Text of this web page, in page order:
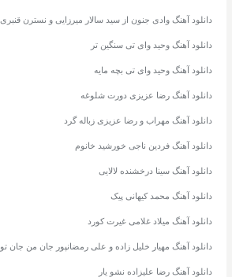
دانلود آهنگ وادی جنون از سید سالار میرزایی و نسترن قنبری
دانلود آهنگ وحید وای تی سنگین تر
دانلود آهنگ وحید وای تی بچه مایه
دانلود آهنگ رضا عزیزی دورت شلوغه
دانلود آهنگ مهراب و رضا عزیزی زباله گرد
دانلود آهنگ فردین ناجی خورشید خانوم
دانلود آهنگ سینا درخشنده لالایی
دانلود آهنگ محمد کیهانی پیک
دانلود آهنگ میلاد غلامی غیرت کورد
دانلود آهنگ مهیار خلیل زاده و علی رمضانپور جان من جان تو
دانلود آهنگ رضا علیزاده نشو یار